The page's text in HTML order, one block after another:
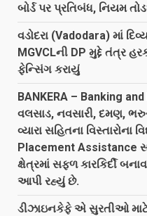
બોર્ડ પર પ્રતિબંધ, નિયમ
વડોદરા (Vadodara) માં
MGVCLની DP મુદ્દે તંત્ર
ફેન્સિંગ કરાયું
BANKERA – Banking
વલસાડ, નવસારી, દમણ,
વ્યારા સહિતના વિસ્તારોના
Placement Assistance
ક્ષેત્રમાં સફળ કારકિર્દી
આપી રહ્યું છે.
ડીઝાઇનકેફે એ સુરતીઓ